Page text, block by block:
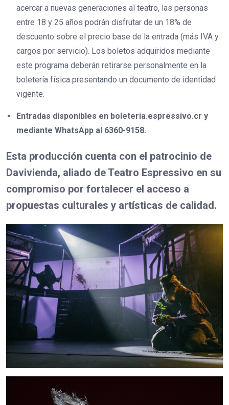
acercar a nuevas generaciones al teatro, las personas
entre 18 y 25 años podrán disfrutar de un 18% de
descuento sobre el precio base de la entrada (más IVA y
cargos por servicio). Los boletos adquiridos mediante
este programa deberán retirarse personalmente en la
boletería física presentando un documento de identidad
vigente.
Entradas disponibles en boleteria.espressivo.cr y
mediante WhatsApp al 6360-9158.
Esta producción cuenta con el patrocinio de
Davivienda, aliado de Teatro Espressivo en su
compromiso por fortalecer el acceso a
propuestas culturales y artísticas de calidad.